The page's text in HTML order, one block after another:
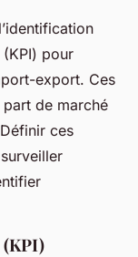
pour
export. Ces
de marché
ces